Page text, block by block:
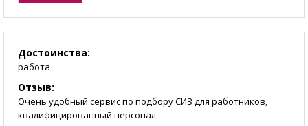
Достоинства:
работа
Отзыв:
Очень удобный сервис по подбору СИЗ для работников,
квалифицированный персонал